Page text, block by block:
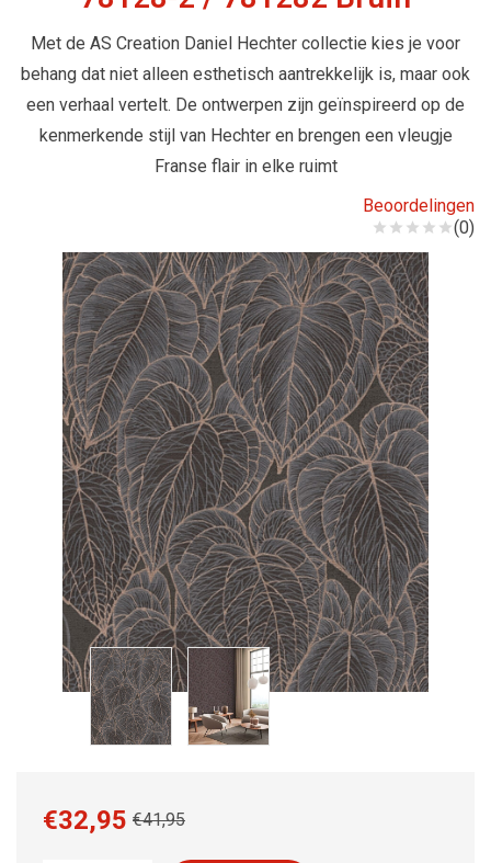
Met de AS Creation Daniel Hechter collectie kies je voor
behang dat niet alleen esthetisch aantrekkelijk is, maar ook
een verhaal vertelt. De ontwerpen zijn geïnspireerd op de
kenmerkende stijl van Hechter en brengen een vleugje
Franse flair in elke ruimt
Beoordelingen
(0)
€41,95
€32,95